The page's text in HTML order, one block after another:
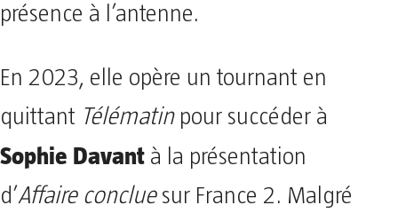
présence à l’antenne.
En 2023, elle opère un tournant en
quittant Télématinpour succéder à
Sophie Davant à la présentation
d’Affaire concluesur France 2. Malgré